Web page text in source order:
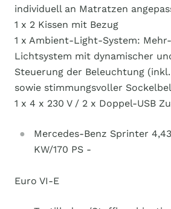
individuell an Matratzen
1 x 2 Kissen mit Bezug
1 x Ambient-Light-System:
Lichtsystem mit dynamischer
Steuerung der Beleuchtung
sowie stimmungsvoller
1 x 4 x 230 V / 2 x Doppel-USB
Mercedes-Benz Sprinter
KW/170 PS -
Euro VI-E